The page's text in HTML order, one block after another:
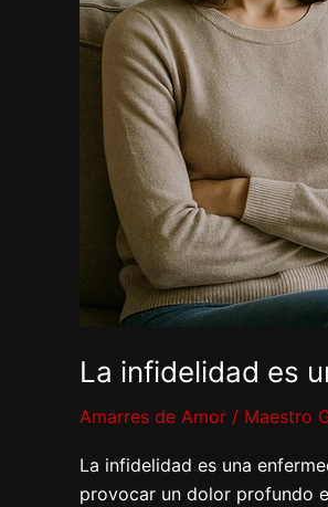
La infidelidad es
Amarres de Amor / Maestro
La infidelidad es una
provocar un dolor profundo
enfermedad.